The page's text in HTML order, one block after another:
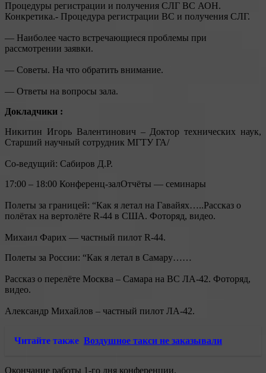
Процедуры регистрации и получения СЛГ ВС АОН.
Конкретика.- Процедура регистрации ВС и получения СЛГ.
— Наиболее часто встречающиеся проблемы при
рассмотрении заявки.
— Советы. На что обратить внимание.
— Ответы на вопросы зала.
Докладчики :
Никитин Игорь Валентинович – Доктор технических наук,
Старший научный сотрудник МГТУ ГА/
Со-ведущий: Сабиров Д.Р.
17:00 – 18:00 Конференц-залОтчёты — семинары
Полеты за границей: “Как я летал на Гавайях…..Рассказ о
полётах на вертолёте R-44 в США. Фоторяд, видео.
Михаил Фарих — частный пилот R-44.
Полеты за России: “Как я летал в Самару……
Рассказ о перелёте Москва – Самара на ВС ЛА-42. Фоторяд,
видео.
Александр Михайлов – частный пилот ЛА-42.
Читайте также Воздушное такси не заказывали
Окончание работы 1-го дня конференции.